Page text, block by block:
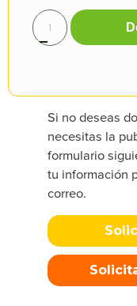
Si no deseas
necesitas la
formulario
tu información
correo.